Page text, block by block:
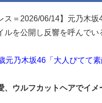
ス＝2026/06/14】元乃木
ルを公開し反響を呼んでい
元乃木坂46「大人びてて
ウルフカットヘアでイメ